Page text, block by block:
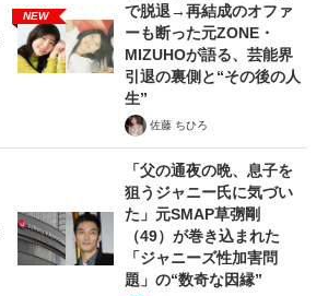
NEW
で脱退→再結成のオファ
ーも断った元ZONE・
MIZUHOが語る、芸能界
引退の裏側と“その後の人
生”
佐藤 ちひろ
「父の通夜の晩、息子を
狙うジャニー氏に気づい
た」元SMAP草彅剛
（49）が巻き込まれた
「ジャニーズ性加害問
題」の“数奇な因縁”